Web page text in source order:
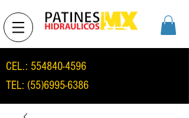
CEL.: 554840-4596
TEL: (55)6995-6386